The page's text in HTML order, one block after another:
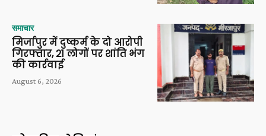
समाचार
मिर्जापुर में दुष्कर्म के दो आरोपी
गिरफ्तार, 21 लोगों पर शांति भंग
की कार्रवाई
August 6, 2026